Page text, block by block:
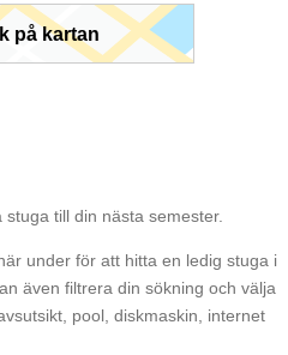
på kartan
till din nästa semester.
under för att hitta en ledig stuga i
även filtrera din sökning och välja
pool, diskmaskin, internet